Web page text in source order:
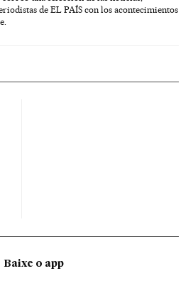
de EL PAÍS con los acontecimientos
Baixe o app